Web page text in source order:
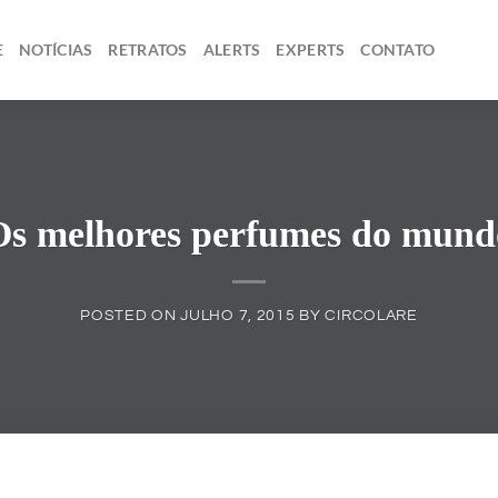
NOTÍCIAS RETRATOS ALERTS EXPERTS CONTATO
melhores perfumes do
POSTED ONJULHO 7, 2015 BYCIRCOLARE